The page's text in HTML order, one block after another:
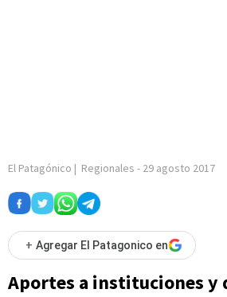
El Patagónico | Regionales - 29 agosto 2017
+ Agregar El Patagonico en
Aportes a instituciones y